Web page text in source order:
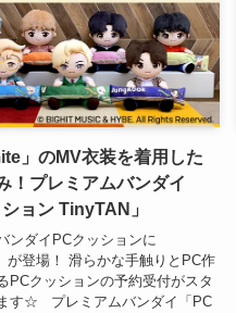
」のMV衣装を着用した
！プレミアムバンダイ
ション TinyTAN」
ンダイPCクッションに
が登場！ 滑らかな手触りとPC作
PCクッションの予約受付がスタ
す☆ プレミアムバンダイ「PC